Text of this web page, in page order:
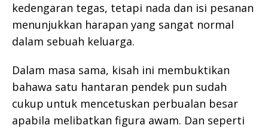
kedengaran tegas, tetapi nada dan isi pesanan
menunjukkan harapan yang sangat normal
dalam sebuah keluarga.
Dalam masa sama, kisah ini membuktikan
bahawa satu hantaran pendek pun sudah
cukup untuk mencetuskan perbualan besar
apabila melibatkan figura awam. Dan seperti